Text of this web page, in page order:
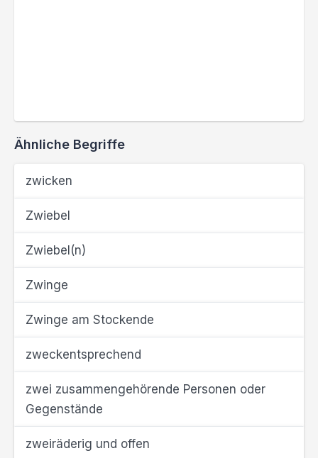
Ähnliche Begriffe
zwicken
Zwiebel
Zwiebel(n)
Zwinge
Zwinge am Stockende
zweckentsprechend
zwei zusammengehörende Personen oder
Gegenstände
zweiräderig und offen